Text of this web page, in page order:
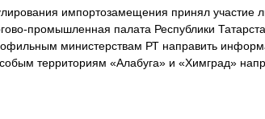
импортозамещения принял участие
промышленная палата Республики
министерствам РТ направить
территориям «Алабуга» и «Химград»